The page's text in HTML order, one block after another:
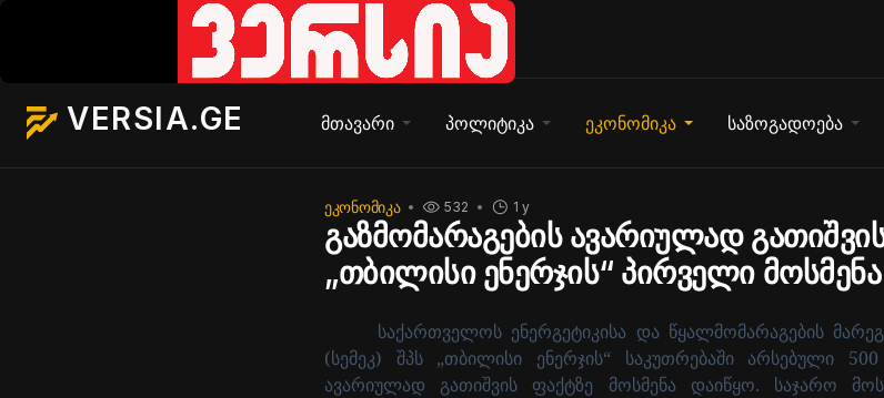
VERSIA.GE მთავარი პოლიტიკა ეკონომიკა საზოგადოება
ᲔᲙᲝᲜᲝᲛᲘᲙᲐ 1 y
532
გაზმომარაგების ავარიულად გათიშვის
„თბილისი ენერჯის“ პირველი
საქართველოს ენერგეტიკისა და წყალმომარაგების
(სემეკ) შპს „თბილისი ენერჯის“ საკუთრებაში არსებული 500
ავარიულად გათიშვის ფაქტზე მოსმენა დაიწყო. საჯარო